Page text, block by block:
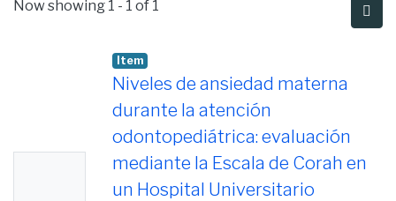
Now showing 1 - 1 of 1
Item
Niveles de ansiedad materna
durante la atención
odontopediátrica: evaluación
mediante la Escala de Corah en
un Hospital Universitario